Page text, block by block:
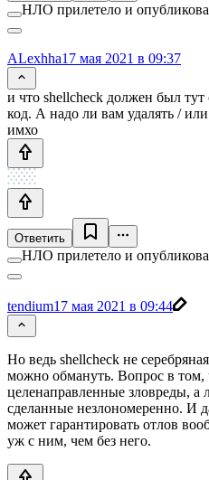
НЛО прилетело и
ALexhha17 мая 2021 в 09:37
и что shellcheck должен был
код. А надо ли вам удалять /
имхо
Ответить
НЛО прилетело и
tendium17 мая 2021 в 09:44
Но ведь shellcheck не
можно обмануть. Вопрос в том,
целенаправленные зловреды, а
сделанные незлономеренно. И
может гарантировать отлов
уж с ним, чем без него.